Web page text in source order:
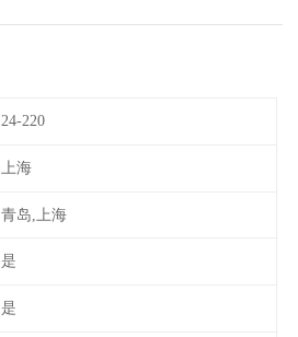
24-220
上海
青岛,上海
是
是